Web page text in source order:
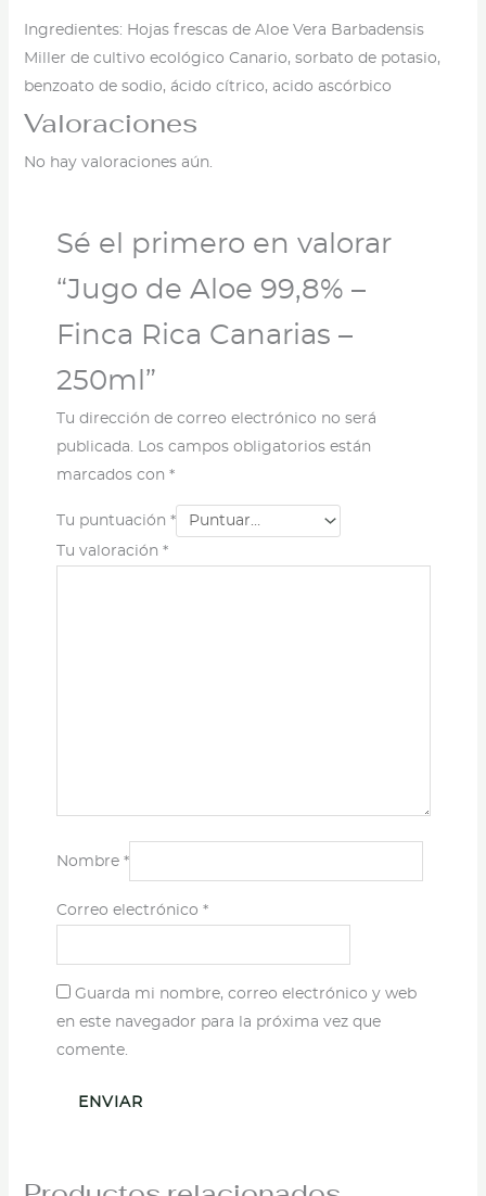
Ingredientes: Hojas frescas de Aloe Vera Barbadensis
Miller de cultivo ecológico Canario, sorbato de potasio,
benzoato de sodio, ácido cítrico, acido ascórbico
Valoraciones
No hay valoraciones aún.
Sé el primero en valorar
“Jugo de Aloe 99,8% –
Finca Rica Canarias –
250ml”
Tu dirección de correo electrónico no será
publicada. Los campos obligatorios están
marcados con *
Tu puntuación *
Tu valoración *
Nombre *
Correo electrónico *
Guarda mi nombre, correo electrónico y web
en este navegador para la próxima vez que
comente.